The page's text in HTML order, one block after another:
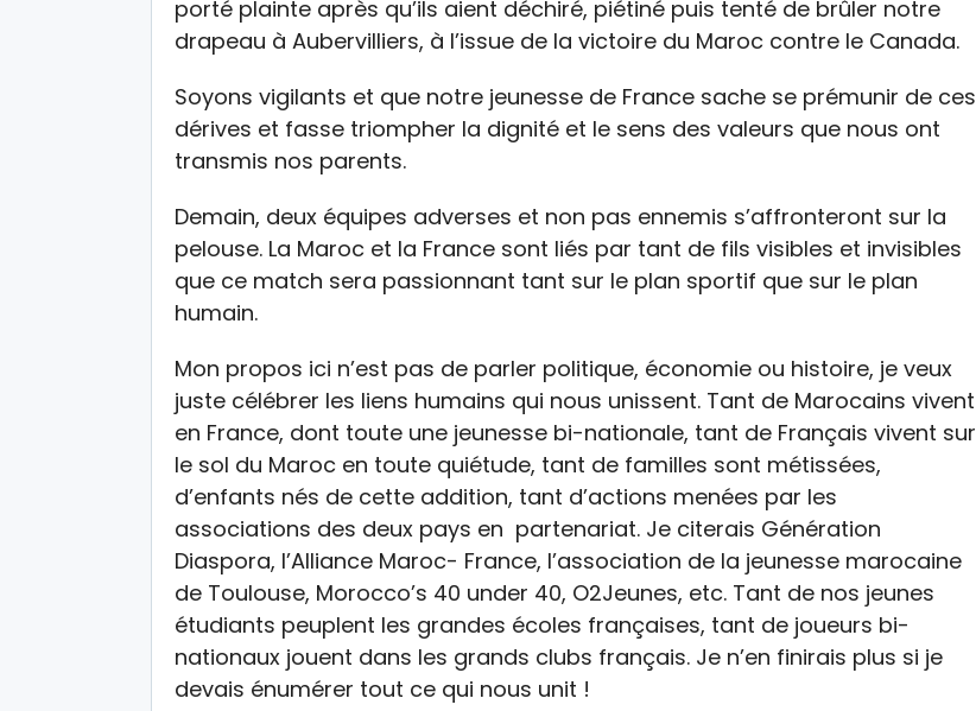
porté plainte après qu’ils aient déchiré, piétiné puis tenté de brûler notre
drapeau à Aubervilliers, à l’issue de la victoire du Maroc contre le Canada.
Soyons vigilants et que notre jeunesse de France sache se prémunir de ces
dérives et fasse triompher la dignité et le sens des valeurs que nous ont
transmis nos parents.
Demain, deux équipes adverses et non pas ennemis s’affronteront sur la
pelouse. La Maroc et la France sont liés par tant de fils visibles et invisibles
que ce match sera passionnant tant sur le plan sportif que sur le plan
humain.
Mon propos ici n’est pas de parler politique, économie ou histoire, je veux
juste célébrer les liens humains qui nous unissent. Tant de Marocains vivent
en France, dont toute une jeunesse bi-nationale, tant de Français vivent sur
le sol du Maroc en toute quiétude, tant de familles sont métissées,
d’enfants nés de cette addition, tant d’actions menées par les
associations des deux pays en partenariat. Je citerais Génération
Diaspora, l’Alliance Maroc- France, l’association de la jeunesse marocaine
de Toulouse, Morocco’s 40 under 40, O2Jeunes, etc. Tant de nos jeunes
étudiants peuplent les grandes écoles françaises, tant de joueurs bi-
nationaux jouent dans les grands clubs français. Je n’en finirais plus si je
devais énumérer tout ce qui nous unit !